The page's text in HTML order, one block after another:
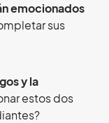
emocionados
sus
y la
estos dos